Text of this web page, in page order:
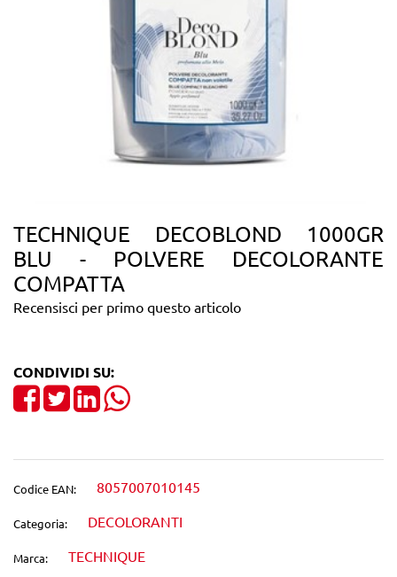
TECHNIQUE DECOBLOND 1000GR
BLU - POLVERE DECOLORANTE
COMPATTA
Recensisci per primo questo articolo
CONDIVIDI SU:
Share on Facebook
TweetShare on LinkedIn
Codice EAN: 8057007010145
Categoria: DECOLORANTI
Marca: TECHNIQUE